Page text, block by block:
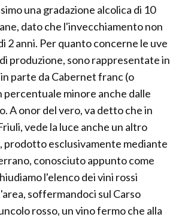
una gradazione alcolica di 10
dato che l'invecchiamento non
2 anni. Per quanto concerne le uve
produzione, sono rappresentate in
parte da Cabernet franc (o
percentuale minore anche dalle
A onor del vero, va detto che in
vede la luce anche un altro
prodotto esclusivamente mediante
conosciuto appunto come
l'elenco dei vini rossi
soffermandoci sul Carso
rosso, un vino fermo che alla